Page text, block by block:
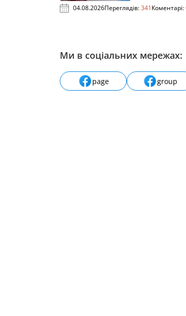
04.08.2026Переглядів:341Коментарі:
Ми в соціальних мережах:
page group